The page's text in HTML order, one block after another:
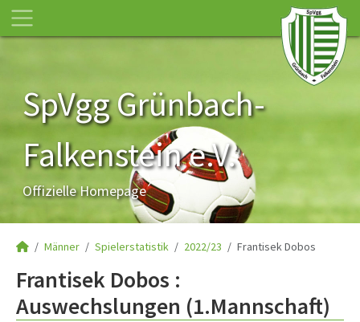
SpVgg Grünbach-
Falkenstein e.V.
Offizielle Homepage
Männer Spielerstatistik 2022/23 Frantisek Dobos
Frantisek Dobos :
Auswechslungen (1.Mannschaft)